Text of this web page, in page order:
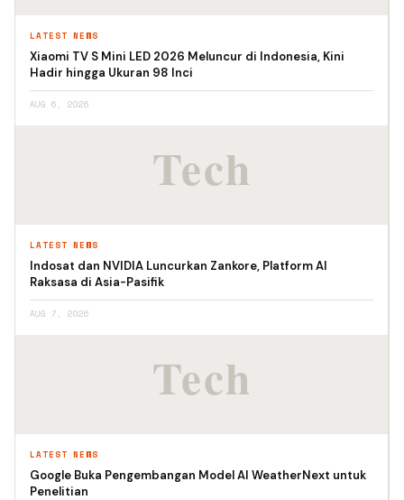
LATEST NEWS
Xiaomi TV S Mini LED 2026 Meluncur di Indonesia, Kini
Hadir hingga Ukuran 98 Inci
AUG 6, 2026
LATEST NEWS
Indosat dan NVIDIA Luncurkan Zankore, Platform AI
Raksasa di Asia-Pasifik
AUG 7, 2026
LATEST NEWS
Google Buka Pengembangan Model AI WeatherNext untuk
Penelitian